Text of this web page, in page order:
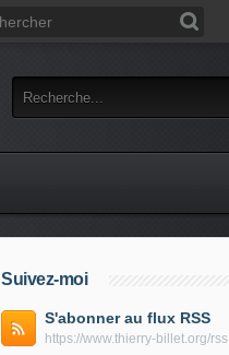
Suivez-moi
S'abonner au flux RSS
https://www.thierry-billet.org/rss